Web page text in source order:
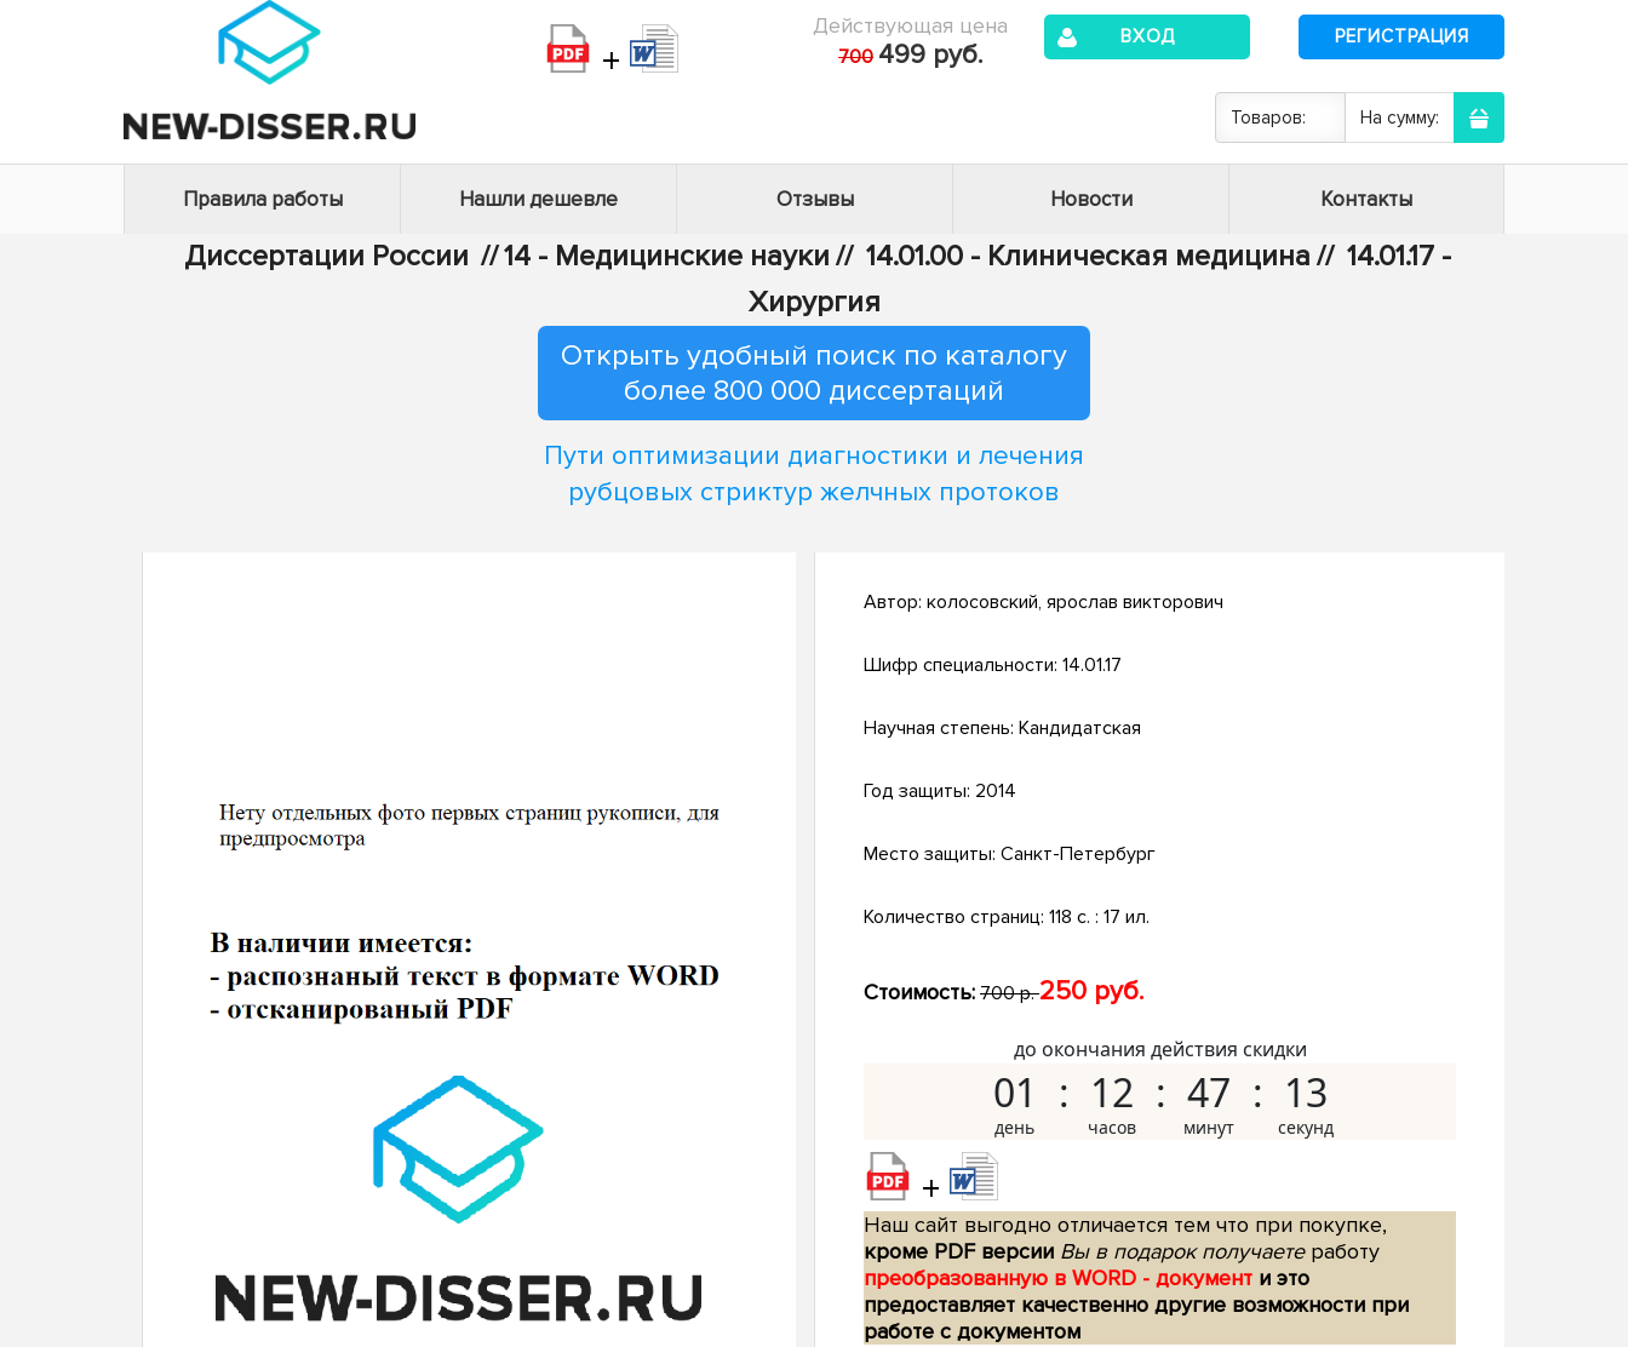
+
Действующая цена
700 499 руб.
ВХОД РЕГИСТРАЦИЯ
Товаров: На сумму:
Правила работы Нашли дешевле Отзывы Новости Контакты
Диссертации России //14 - Медицинские науки // 14.01.00 - Клиническая медицина // 14.01.17 -
Хирургия
Открыть удобный поиск по каталогу
более 800 000 диссертаций
Пути оптимизации диагностики и лечения
рубцовых стриктур желчных протоков
Автор: колосовский, ярослав викторович
Шифр специальности: 14.01.17
Научная степень: Кандидатская
Год защиты: 2014
Место защиты: Санкт-Петербург
Количество страниц: 118 с. : 17 ил.
Стоимость: 700 р.250 руб.
до окончания действия скидки
01 12 47 12
+
Наш сайт выгодно отличается тем что при покупке,
кроме PDF версии Вы в подарок получаетеработу
преобразованную в WORD - документ и это
предоставляет качественно другие возможности при
работе с документом